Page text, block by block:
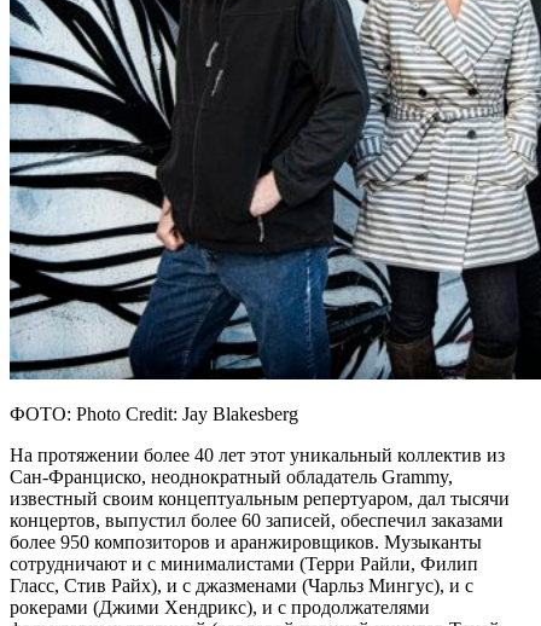
ФОТО: Photo Credit: Jay Blakesberg
На протяжении более 40 лет этот уникальный коллектив из
Сан-Франциско, неоднократный обладатель Grammy,
известный своим концептуальным репертуаром, дал тысячи
концертов, выпустил более 60 записей, обеспечил заказами
более 950 композиторов и аранжировщиков. Музыканты
сотрудничают и с минималистами (Терри Райли, Филип
Гласс, Стив Райх), и с джазменами (Чарльз Мингус), и с
рокерами (Джими Хендрикс), и с продолжателями